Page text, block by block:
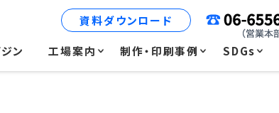
ン 工場案内 制作・印刷事例 SDGs
資料ダウンロード